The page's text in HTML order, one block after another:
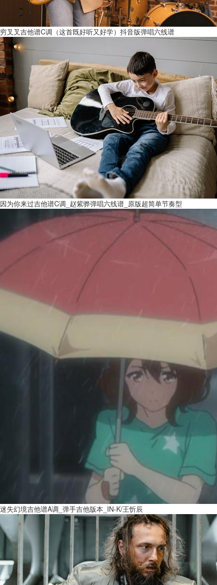
穷叉叉吉他谱C调（这首既好听又好学）抖音版弹唱六线谱
因为你来过吉他谱C调_赵紫骅弹唱六线谱_原版超简单节奏型
迷失幻境吉他谱A调_弹手吉他版本_IN-K/王忻辰